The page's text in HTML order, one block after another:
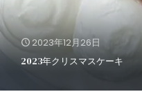
2023年12月26日
2023年クリスマスケーキ